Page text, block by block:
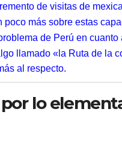
de visitas de
poco más sobre estas
de Perú en cuanto
llamado «la Ruta de la
al respecto.
lo